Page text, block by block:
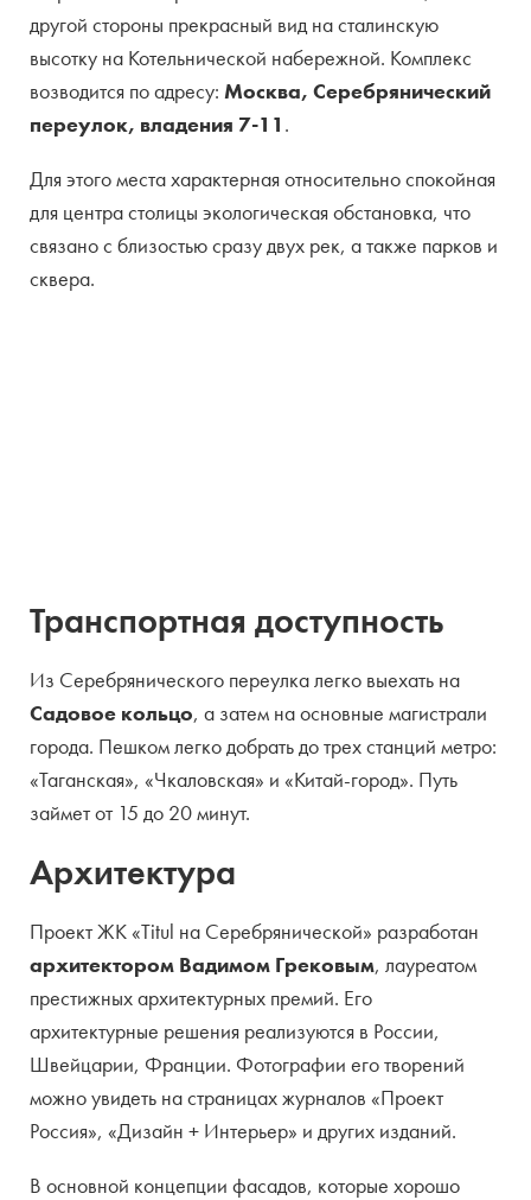
Площади 46 — 342 кв.м
Виды парковки подземная
Количество лифтов 2 в корпусе
Территория
другой стороны прекрасный вид на сталинскую
высотку на Котельнической набережной. Комплекс
возводится по адресу: Москва, Серебрянический
переулок, владения 7-11 .
Для этого места характерная относительно спокойная
для центра столицы экологическая обстановка, что
связано с близостью сразу двух рек, а также парков и
сквера.
Транспортная доступность
Из Серебрянического переулка легко выехать на
Садовое кольцо, а затем на основные магистрали
города. Пешком легко добрать до трех станций метро:
«Таганская», «Чкаловская» и «Китай-город». Путь
займет от 15 до 20 минут.
Архитектура
Проект ЖК «Titul на Серебрянической» разработан
архитектором Вадимом Грековым, лауреатом
престижных архитектурных премий. Его
архитектурные решения реализуются в России,
Швейцарии, Франции. Фотографии его творений
можно увидеть на страницах журналов «Проект
Россия», «Дизайн + Интерьер» и других изданий.
В основной концепции фасадов, которые хорошо